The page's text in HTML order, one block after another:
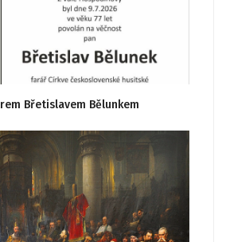
Břetislavem Bělunkem